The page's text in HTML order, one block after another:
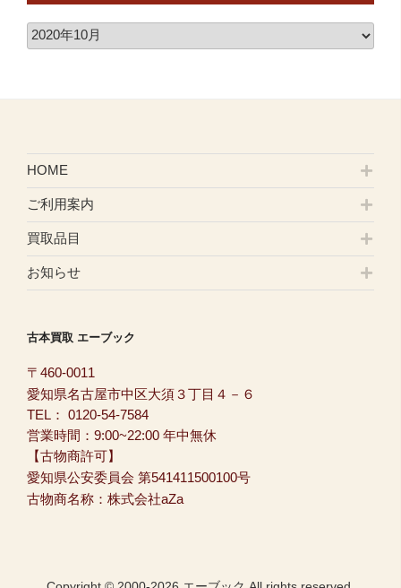
HOME
ご利用案内
買取品目
お知らせ
古本買取 エーブック
〒460-0011
愛知県名古屋市中区大須３丁目４－６
TEL： 0120-54-7584
営業時間：9:00~22:00 年中無休
【古物商許可】
愛知県公安委員会 第541411500100号
古物商名称：株式会社aZa